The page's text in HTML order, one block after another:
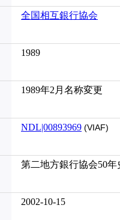
全国相互銀行協会
1989
1989年2月名称変更
NDL|00893969 (VIAF)
第二地方銀行協会50
2002-10-15